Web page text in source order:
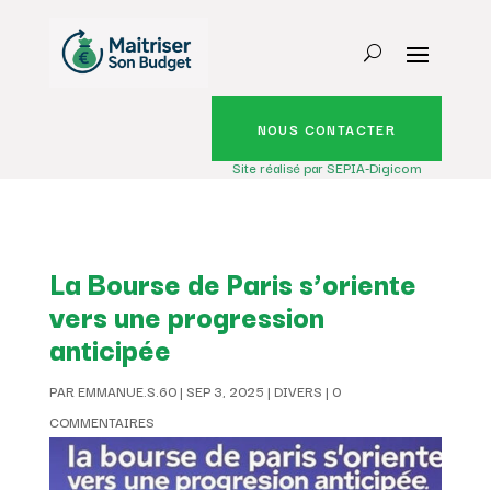
NOUS CONTACTER
Site réalisé par SEPIA-Digicom
La Bourse de Paris s’oriente
vers une progression
anticipée
PAREMMANUE.S.60| SEP 3, 2025 | DIVERS | 0
COMMENTAIRES